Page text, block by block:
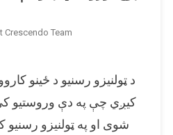
Crescendo Team
د ټولنیزو رسنیو د ځینو
کیږي چې په دې وروستیو
شوی او په ټولنیزو رسنیو